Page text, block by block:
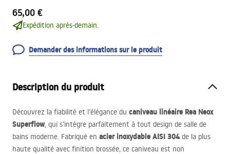
65,00 €
Expédition après-demain.
Demander des informations sur le produit
Description du produit
Découvrez la fiabilité et l’élégance du caniveau linéaire Rea Neox
Superflow, qui s’intègre parfaitement à tout design de salle de
bains moderne. Fabriqué en acier inoxydable AISI 304de la plus
haute qualité avec finition brossée, ce caniveau est non